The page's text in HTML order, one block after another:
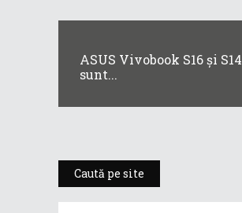
ASUS Vivobook S16 și S14
sunt...
Caută pe site